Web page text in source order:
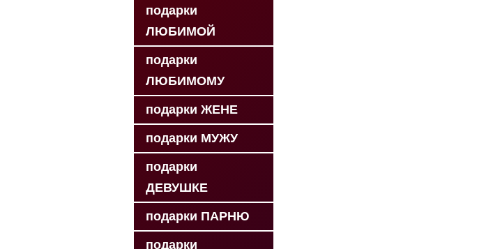
подарки
ЛЮБИМОЙ
подарки
ЛЮБИМОМУ
подарки ЖЕНЕ
подарки МУЖУ
подарки
ДЕВУШКЕ
подарки ПАРНЮ
подарки